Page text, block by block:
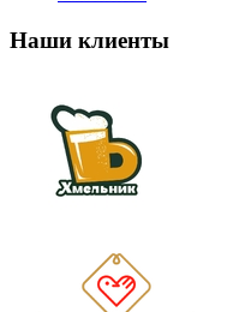
Наши клиенты